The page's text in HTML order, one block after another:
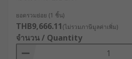
ยอดรวมย่อย (1 ชิ้น)
THB9,666.11(ไม่รวมภาษีมูลค่าเพิ่ม)
จำนวน / Quantity